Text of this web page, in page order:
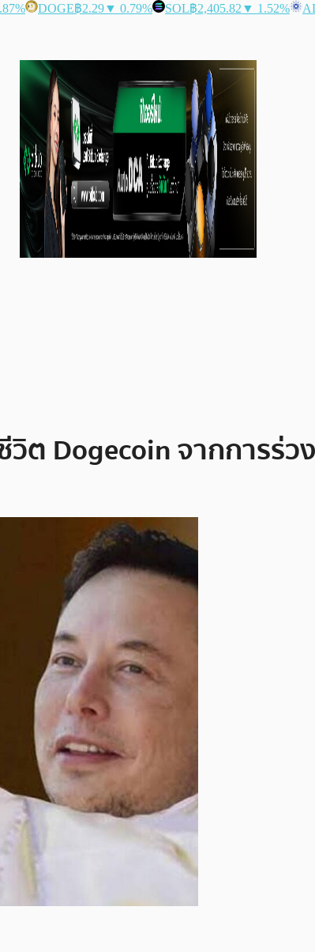
DOGE฿2.29▼ 0.79% SOL฿2,405.82 ▼ 1.52%
ต Dogecoin จากการร่ว